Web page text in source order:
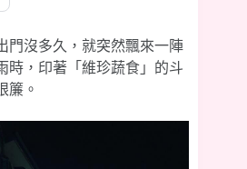
門沒多久，就突然飄來一陣
時，印著「維珍蔬食」的斗
簾。